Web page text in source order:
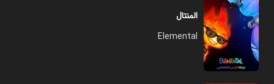
المنتال
Elemental